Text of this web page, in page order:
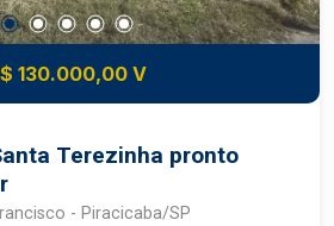
130.000,00 V
Terezinha pronto
- Piracicaba/SP